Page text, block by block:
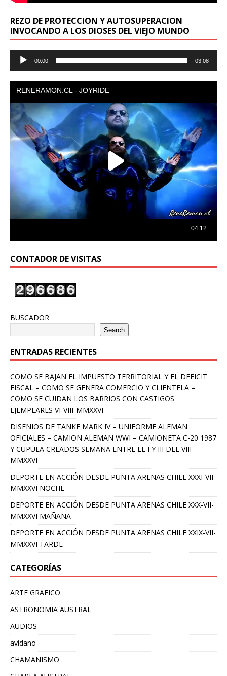
REZO DE PROTECCION Y AUTOSUPERACION
INVOCANDO A LOS DIOSES DEL VIEJO MUNDO
Reproductor
00:00 03:08
CONTADOR DE VISITAS
BUSCADOR
Search
ENTRADAS RECIENTES
COMO SE BAJAN EL IMPUESTO TERRITORIAL Y EL DEFICIT
FISCAL – COMO SE GENERA COMERCIO Y CLIENTELA –
COMO SE CUIDAN LOS BARRIOS CON CASTIGOS
EJEMPLARES VI-VIII-MMXXVI
DISENIOS DE TANKE MARK IV – UNIFORME ALEMAN
OFICIALES – CAMION ALEMAN WWI – CAMIONETA C-20 1987
Y CUPULA CREADOS SEMANA ENTRE EL I Y III DEL VIII-
MMXXVI
DEPORTE EN ACCIÓN DESDE PUNTA ARENAS CHILE XXXI-VII-
MMXXVI NOCHE
DEPORTE EN ACCIÓN DESDE PUNTA ARENAS CHILE XXX-VII-
MMXXVI MAÑANA
DEPORTE EN ACCIÓN DESDE PUNTA ARENAS CHILE XXIX-VII-
MMXXVI TARDE
CATEGORÍAS
ARTE GRAFICO
ASTRONOMIA AUSTRAL
AUDIOS
avidano
CHAMANISMO